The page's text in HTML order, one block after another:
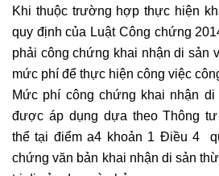
Khi thuộc trường hợp thực hiện
quy định của Luật Công chứng
phải công chứng khai nhận di sản
mức phí để thực hiện công việc
Mức phí công chứng khai nhận
được áp dụng dựa theo Thông tư
thể tại điểm a4 khoản 1 Điều 4
chứng văn bản khai nhận di sản